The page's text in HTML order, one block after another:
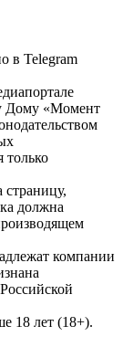
в Telegram
Дому «Момент
только
страницу,
должна
компании
18 лет (18+).